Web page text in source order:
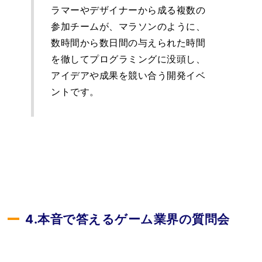
ラマーやデザイナーから成る複数の
参加チームが、マラソンのように、
数時間から数日間の与えられた時間
を徹してプログラミングに没頭し、
アイデアや成果を競い合う開発イベ
ントです。
4.本音で答えるゲーム業界の質問会